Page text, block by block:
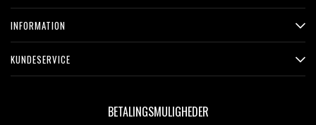
INFORMATION
KUNDESERVICE
BETALINGSMULIGHEDER